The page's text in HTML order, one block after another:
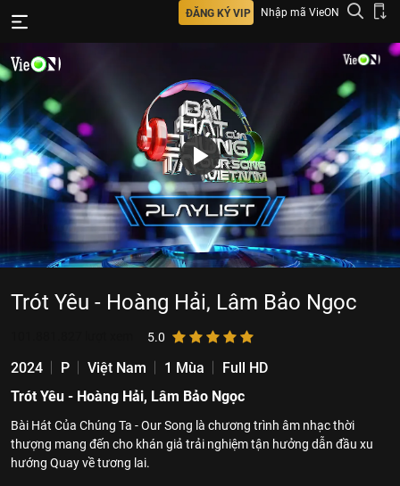
ĐĂNG KÝ VIP Nhập mã VieON
Trót Yêu - Hoàng Hải, Lâm Bảo Ngọc
5.0
2024 P Việt Nam 1 Mùa
Full HD
Trót Yêu - Hoàng Hải, Lâm Bảo Ngọc
Bài Hát Của Chúng Ta - Our Song là chương trình âm nhạc thời
thượng mang đến cho khán giả trải nghiệm tận hưởng dẫn đầu xu
hướng Quay về tương lai.